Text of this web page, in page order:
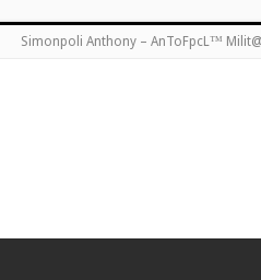
Simonpoli Anthony – AnToFpcL™